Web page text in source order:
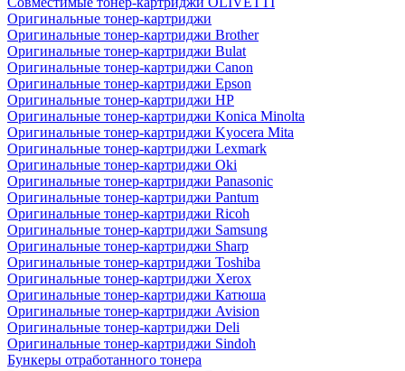
Оригинальные тонер-картриджи
Оригинальные тонер-картриджи Brother
Оригинальные тонер-картриджи Bulat
Оригинальные тонер-картриджи Canon
Оригинальные тонер-картриджи Epson
Оригинальные тонер-картриджи HP
Оригинальные тонер-картриджи Konica Minolta
Оригинальные тонер-картриджи Kyocera Mita
Оригинальные тонер-картриджи Lexmark
Оригинальные тонер-картриджи Oki
Оригинальные тонер-картриджи Panasonic
Оригинальные тонер-картриджи Pantum
Оригинальные тонер-картриджи Ricoh
Оригинальные тонер-картриджи Samsung
Оригинальные тонер-картриджи Sharp
Оригинальные тонер-картриджи Toshiba
Оригинальные тонер-картриджи Xerox
Оригинальные тонер-картриджи Катюша
Оригинальные тонер-картриджи Avision
Оригинальные тонер-картриджи Deli
Оригинальные тонер-картриджи Sindoh
Бункеры отработанного тонера